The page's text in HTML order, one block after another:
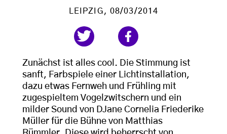
LEIPZIG , 08/03/2014
Zunächst ist alles cool. Die Stimmung ist
sanft, Farbspiele einer Lichtinstallation,
dazu etwas Fernweh und Frühling mit
zugespieltem Vogelzwitschern und ein
milder Sound von DJane Cornelia Friederike
Müller für die Bühne von Matthias